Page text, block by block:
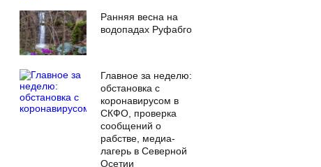
Ранняя весна на
водопадах Руфабго
Главное за неделю:
обстановка с
коронавирусом в
СКФО, проверка
сообщений о
рабстве, медиа-
лагерь в Северной
Осетии